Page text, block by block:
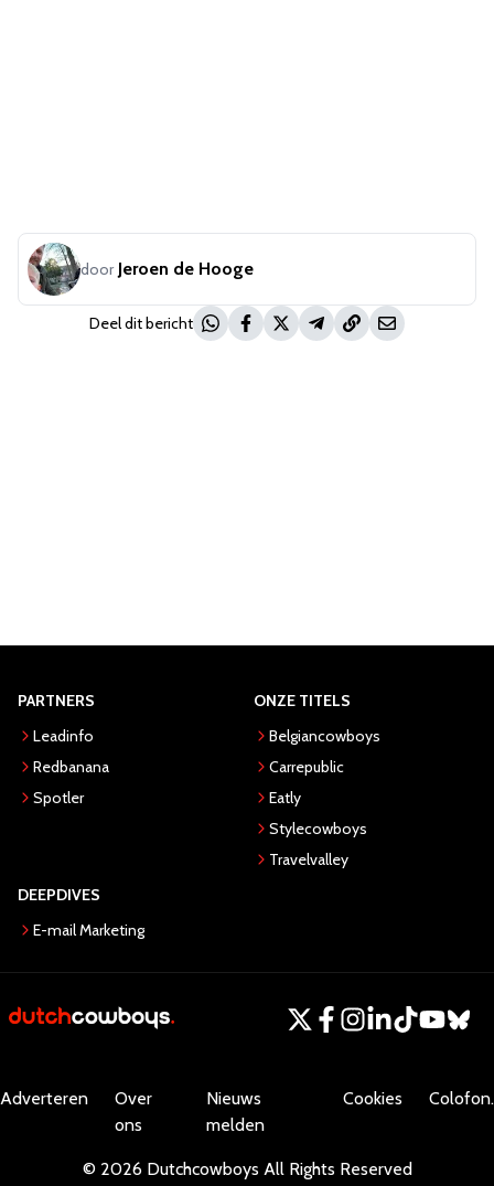
door Jeroen de Hooge
Deel dit bericht
PARTNERS
Leadinfo
Redbanana
Spotler
ONZE TITELS
Belgiancowboys
Carrepublic
Eatly
Stylecowboys
Travelvalley
DEEPDIVES
E-mail Marketing
Adverteren
Over
ons
Nieuws
melden
Cookies Colofon.
© 2026 Dutchcowboys All Rights Reserved